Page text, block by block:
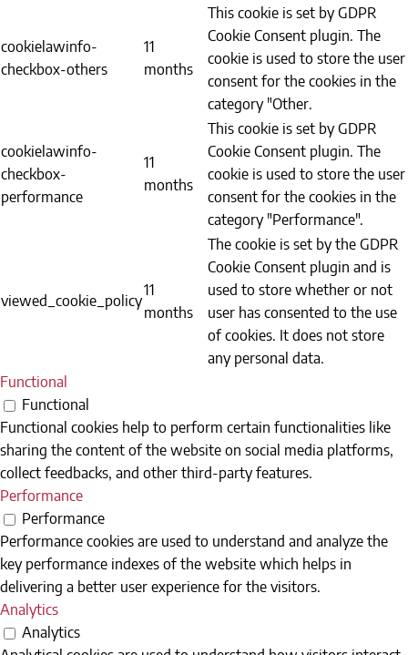
cookielawinfo-
checkbox-others
11
months
This cookie is set by GDPR
Cookie Consent plugin. The
cookie is used to store the user
consent for the cookies in the
category "Other.
cookielawinfo-
checkbox-
performance
11
months
This cookie is set by GDPR
Cookie Consent plugin. The
cookie is used to store the user
consent for the cookies in the
category "Performance".
viewed_cookie_policy
11
months
The cookie is set by the GDPR
Cookie Consent plugin and is
used to store whether or not
user has consented to the use
of cookies. It does not store
any personal data.
Functional
Functional
Functional cookies help to perform certain functionalities like
sharing the content of the website on social media platforms,
collect feedbacks, and other third-party features.
Performance
Performance
Performance cookies are used to understand and analyze the
key performance indexes of the website which helps in
delivering a better user experience for the visitors.
Analytics
Analytics